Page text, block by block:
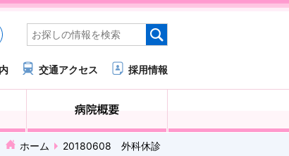
交通アクセス 採用情報
ホーム 20180608 外科休診